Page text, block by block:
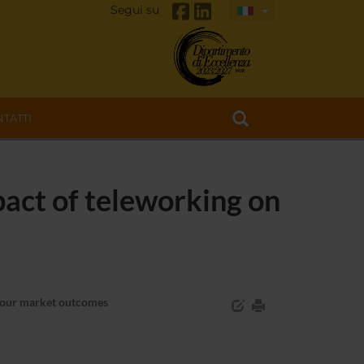
Segui su
of teleworking on
market outcomes